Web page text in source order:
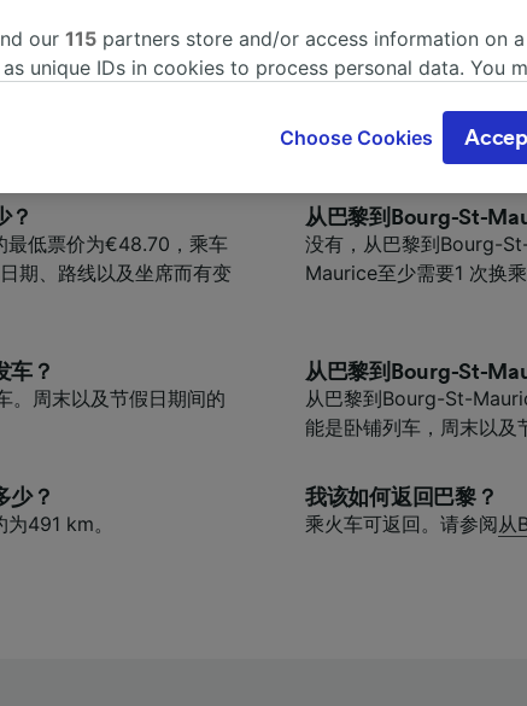
时间？
5小时56分钟，每天大
长；请利用网页中的旅
乘火车从巴黎到
乘火车从巴黎到Bourg-
？
低票价为€48.70，乘车
期、路线以及坐席而有变
从巴黎到Bourg-St-
没有，从巴黎到Bourg-
Maurice至少需要1 次换乘
车？
周末以及节假日期间的
从巴黎到Bourg-St-
从巴黎到Bourg-St-
能是卧铺列车，周末以及
少？
491 km。
我该如何返回巴黎？
乘火车可返回。请参阅从
our 115 partners store and/or access information on
as unique IDs in cookies to process personal data. You
legitimate interest is used, or at any time in the privacy
choices will be signaled to our partners and will not
to track you.
our partners process data to provide:
geolocation data. Actively scan device
and services development.
Partners
Choose Cookies